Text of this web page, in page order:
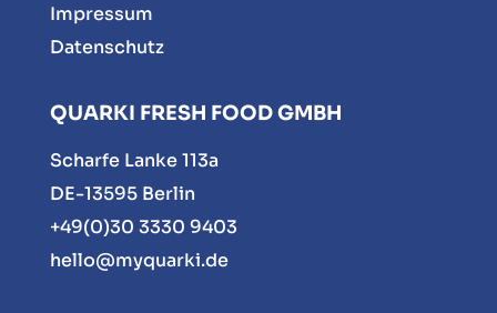
Impressum
Datenschutz
QUARKI FRESH FOOD GMBH
Scharfe Lanke 113a
DE-13595 Berlin
+49(0)30 3330 9403
hello@myquarki.de